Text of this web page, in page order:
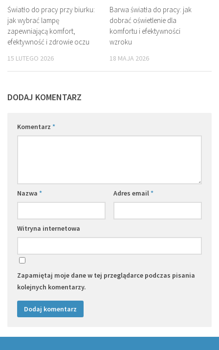
Światło do pracy przy biurku:
jak wybrać lampę
zapewniającą komfort,
efektywność i zdrowie oczu
15 LUTEGO 2026
Barwa światła do pracy: jak
dobrać oświetlenie dla
komfortu i efektywności
wzroku
18 MAJA 2026
DODAJ KOMENTARZ
Komentarz *
Nazwa * Adres email*
Witryna internetowa
Zapamiętaj moje dane w tej przeglądarce podczas pisania
kolejnych komentarzy.